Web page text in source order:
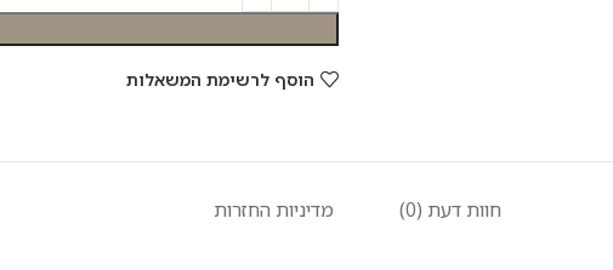
הוסף לרשימת המשאלות
חוות דעת (0) מדיניות החזרות